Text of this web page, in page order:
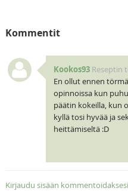
Kommentit
Kookos93 Reseptin
En ollut ennen
opinnoissa kun
päätin kokeilla, kun
kyllä tosi hyvää ja
heittämiseltä :D
Kirjaudu sisään kommentoidaksesi